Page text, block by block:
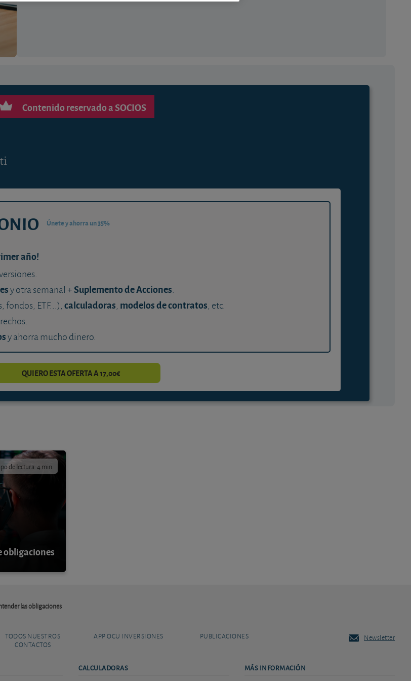
Contenido reservado a SOCIOS
Únete y ahorra un 35%
año!
y otra semanal +Suplemento de Acciones.
fondos, ETF...),calculadoras, modelos de contratos, etc.
y ahorra mucho dinero.
QUIERO ESTA OFERTA A 17,00€
de lectura: 4 min.
obligaciones
las obligaciones
TODOS NUESTROS
CONTACTOS
APP OCU INVERSIONES PUBLICACIONES Newsletter
CALCULADORAS MÁS INFORMACIÓN